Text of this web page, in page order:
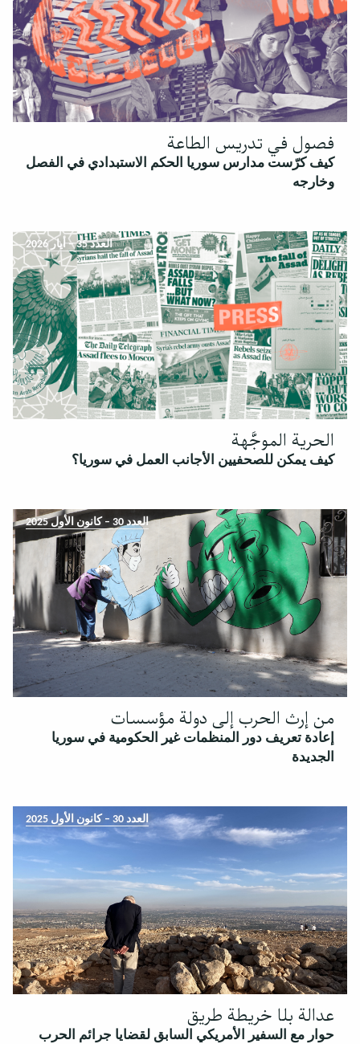
فصول في تدريس الطاعة
كيف كرّست مدارس سوريا الحكم الاستبدادي في الفصل
وخارجه
العدد 35 – أيار 2026
الحرية الموجَّهة
كيف يمكن للصحفيين الأجانب العمل في سوريا؟
العدد 30 – كانون الأول 2025
من إرث الحرب إلى دولة مؤسسات
إعادة تعريف دور المنظمات غير الحكومية في سوريا
الجديدة
العدد 30 – كانون الأول 2025
عدالة بلا خريطة طريق
حوار مع السفير الأمريكي السابق لقضايا جرائم الحرب